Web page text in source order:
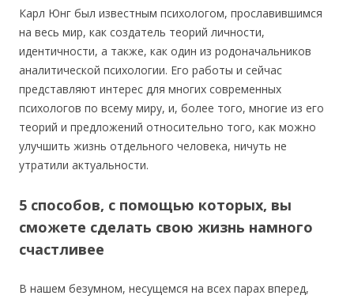
Карл Юнг был известным психологом, прославившимся
на весь мир, как создатель теорий личности,
идентичности, а также, как один из родоначальников
аналитической психологии. Его работы и сейчас
представляют интерес для многих современных
психологов по всему миру, и, более того, многие из его
теорий и предложений относительно того, как можно
улучшить жизнь отдельного человека, ничуть не
утратили актуальности.
5 способов, с помощью которых, вы
сможете сделать свою жизнь намного
счастливее
В нашем безумном, несущемся на всех парах вперед,